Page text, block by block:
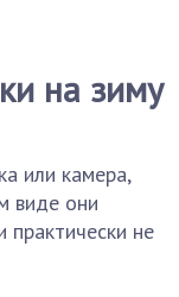
на зиму
или камера,
виде они
не